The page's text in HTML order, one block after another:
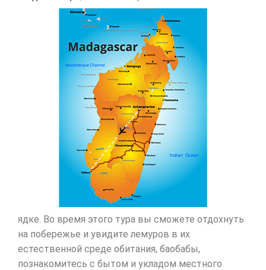
ядке. Во время этого тура вы сможете отдохнуть
на побережье и увидите лемуров в их
естественной среде обитания, баобабы,
познакомитесь с бытом и укладом местного